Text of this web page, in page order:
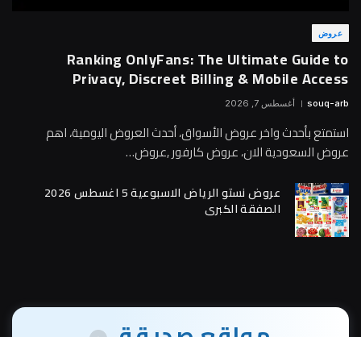
عروض
Ranking OnlyFans: The Ultimate Guide to
Privacy, Discreet Billing & Mobile Access
souq-arb أغسطس 7, 2026
استمتع بأحدث واخر عروض الأسواق، أحدث العروض اليومية، اهم
عروض السعودية الان، عروض كارفور ,عروض…
عروض نستو الرياض الاسبوعية 5 اغسطس 2026
الصفقة الكبرى